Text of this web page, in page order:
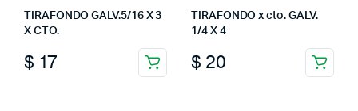
TIRAFONDO GALV.5/16 X 3
X CTO.
$ 17
TIRAFONDO x cto. GALV.
1/4 X 4
$ 20